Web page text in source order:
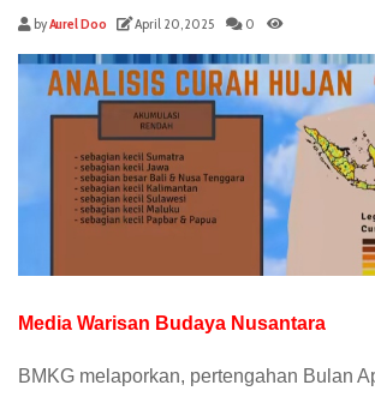
byAurel Doo April 20, 2025 0
Media Warisan Budaya Nusantara
BMKG melaporkan, pertengahan Bulan